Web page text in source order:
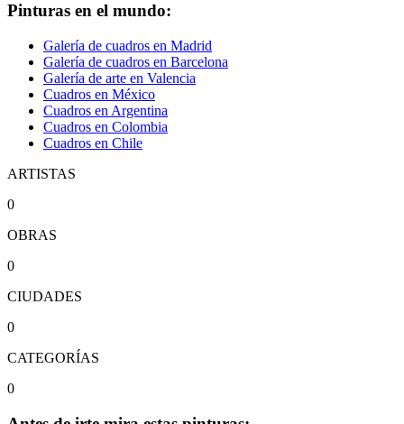
Pinturas en el mundo:
Galería de cuadros en Madrid
Galería de cuadros en Barcelona
Galería de arte en Valencia
Cuadros en México
Cuadros en Argentina
Cuadros en Colombia
Cuadros en Chile
ARTISTAS
0
OBRAS
0
CIUDADES
0
CATEGORÍAS
0